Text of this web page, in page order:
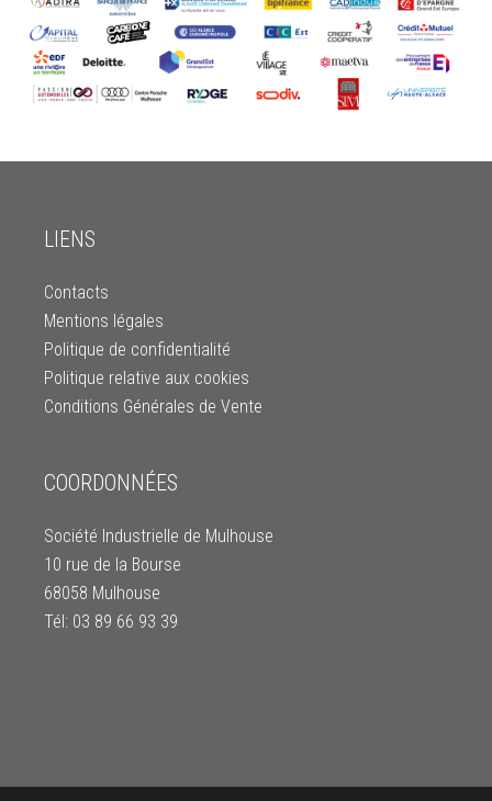
LIENS
Contacts
Mentions légales
Politique de confidentialité
Politique relative aux cookies
Conditions Générales de Vente
COORDONNÉES
Société Industrielle de Mulhouse
10 rue de la Bourse
68058 Mulhouse
Tél: 03 89 66 93 39